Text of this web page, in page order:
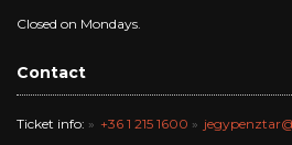
Closed on Mondays.
Contact
Ticket info: +36 1 215 1600